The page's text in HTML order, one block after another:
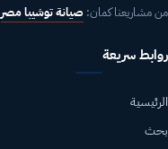
من مشاريعنا كمان: صيانة توشيبا مصر
روابط سريعة
الرئيسية
بحث